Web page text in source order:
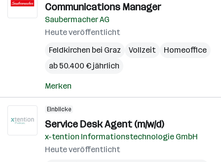
Communications Manager
Saubermacher AG
Heute veröffentlicht
Feldkirchen bei Graz
Vollzeit
Homeoffice
ab 50.400 € jährlich
Merken
Einblicke
Service Desk Agent (m/w/d)
x-tention Informationstechnologie GmbH
Heute veröffentlicht